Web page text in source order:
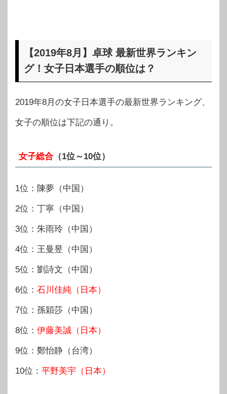
【2019年8月】卓球 最新世界ランキン
グ！女子日本選手の順位は？
2019年8月の女子日本選手の最新世界ランキング、
女子の順位は下記の通り。
女子総合 （1位～10位）
1位：陳夢（中国）
2位：丁寧（中国）
3位：朱雨玲（中国）
4位：王曼昱（中国）
5位：劉詩文（中国）
6位： 石川佳純（日本）
7位：孫穎莎（中国）
8位： 伊藤美誠（日本）
9位：鄭怡静（台湾）
10位： 平野美宇（日本）